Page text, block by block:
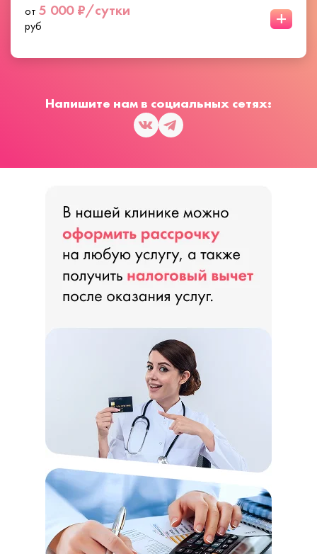
от 5 000 ₽/сутки
руб +
Напишите нам в социальных сетях: